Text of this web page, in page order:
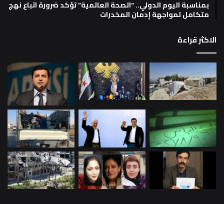
بمناسبة اليوم الدولي.. “الصحة العالمية” تؤكد ضرورة اتباع نهج
متكامل لمواجهة إدمان المخدرات
الاكثر قراءة